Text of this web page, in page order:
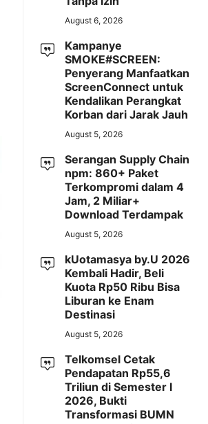
August 6, 2026
Kampanye
SMOKE#SCREEN:
Penyerang Manfaatkan
ScreenConnect untuk
Kendalikan Perangkat
Korban dari Jarak Jauh
August 5, 2026
Serangan Supply Chain
npm: 860+ Paket
Terkompromi dalam 4
Jam, 2 Miliar+
Download Terdampak
August 5, 2026
kUotamasya by.U 2026
Kembali Hadir, Beli
Kuota Rp50 Ribu Bisa
Liburan ke Enam
Destinasi
August 5, 2026
Telkomsel Cetak
Pendapatan Rp55,6
Triliun di Semester I
2026, Bukti
Transformasi BUMN